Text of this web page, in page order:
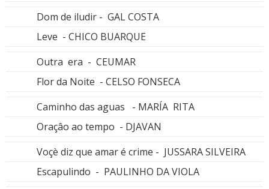
Dom de iludir - GAL COSTA
Leve - CHICO BUARQUE
Outra era - CEUMAR
Flor da Noite - CELSO FONSECA
Caminho das aguas - MARÍA RITA
Oraçâo ao tempo - DJAVAN
Voçè diz que amar é crime - JUSSARA SILVEIRA
Escapulindo - PAULINHO DA VIOLA